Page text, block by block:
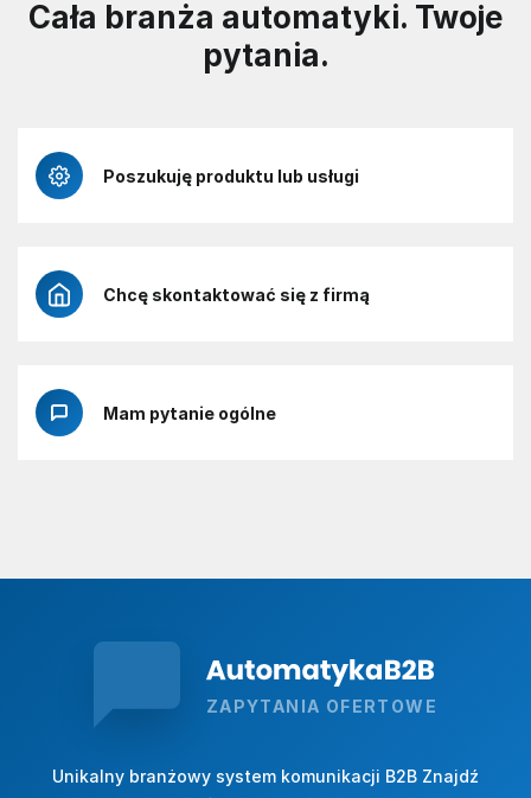
Cała branża automatyki. Twoje
pytania.
Poszukuję produktu lub usługi
Chcę skontaktować się z firmą
Mam pytanie ogólne
ZAPYTANIA OFERTOWE
Unikalny branżowy system komunikacji B2B Znajdź